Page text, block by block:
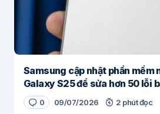
Samsung cập nhật phần mềm
Galaxy S25 để sửa hơn 50 lỗi
0 09/07/2026 2 phút đọc